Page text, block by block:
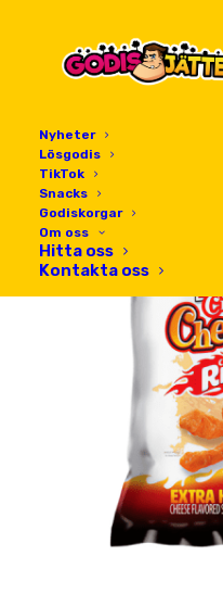
Nyheter
Lösgodis
TikTok
Snacks
Godiskorgar
Om oss
Hitta oss
Kontakta oss